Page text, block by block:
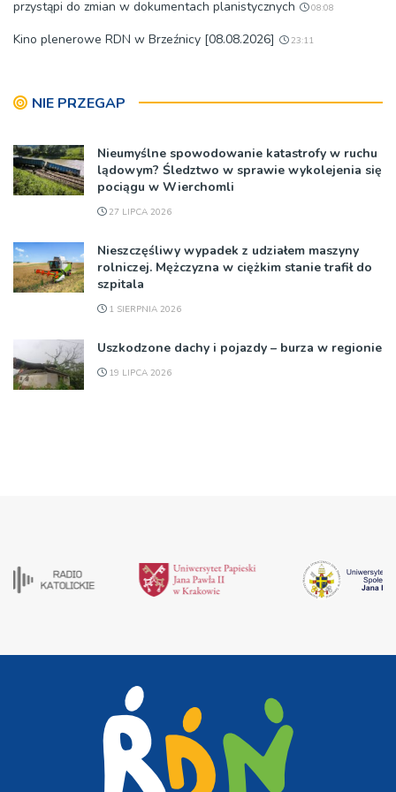
przystąpi do zmian w dokumentach planistycznych 08:08
Kino plenerowe RDN w Brzeźnicy [08.08.2026] 23:11
NIE PRZEGAP
Nieumyślne spowodowanie katastrofy w ruchu
lądowym? Śledztwo w sprawie wykolejenia się
pociągu w Wierchomli
27 LIPCA 2026
Nieszczęśliwy wypadek z udziałem maszyny
rolniczej. Mężczyzna w ciężkim stanie trafił do
szpitala
1 SIERPNIA 2026
Uszkodzone dachy i pojazdy – burza w regionie
19 LIPCA 2026